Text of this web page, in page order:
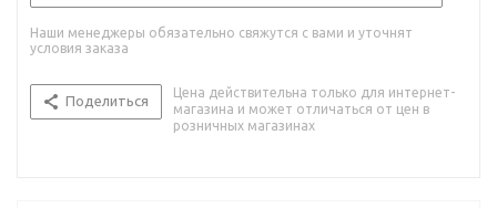
Наши менеджеры обязательно свяжутся с вами и уточнят
условия заказа
Поделиться
Цена действительна только для интернет-
магазина и может отличаться от цен в
розничных магазинах